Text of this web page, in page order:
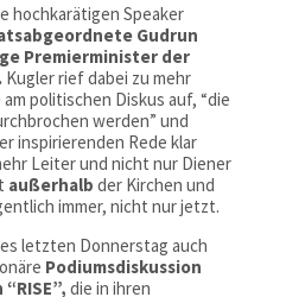
hochkarätigen Speaker
Gudrun
Premierminister der
Kugler rief dabei zu mehr
politischen Diskus auf, “die
werden” und
inspirierenden Rede klar
Leiter und nicht nur Diener
außerhalb der Kirchen und
immer, nicht nur jetzt.
letzten Donnerstag auch
Podiumsdiskussion
“RISE”, die in ihren